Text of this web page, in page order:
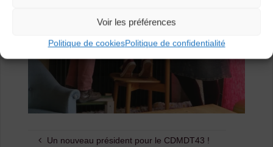
Voir les préférences
Politique de cookiesPolitique de confidentialité
Un nouveau président pour le CDMDT43 !